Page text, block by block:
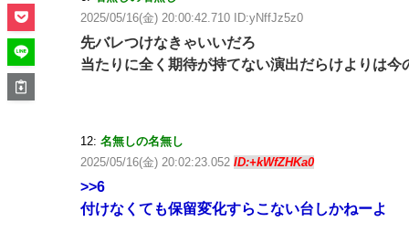
2025/05/16(金) 20:00:42.710 ID:yNffJz5z0
先バレつけなきゃいいだろ
当たりに全く期待が持てない演出だらけよりは今
12: 名無しの名無し
2025/05/16(金) 20:02:23.052 ID:+kWfZHKa0
>>6
付けなくても保留変化すらこない台しかねーよ